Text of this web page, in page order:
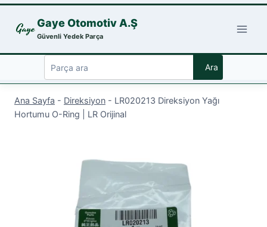
Skip
content
Gaye Otomotiv A.Ş
Güvenli Yedek Parça
Ara
Ana Sayfa - Direksiyon - LR020213 Direksiyon Yağı
Hortumu O-Ring | LR Orijinal